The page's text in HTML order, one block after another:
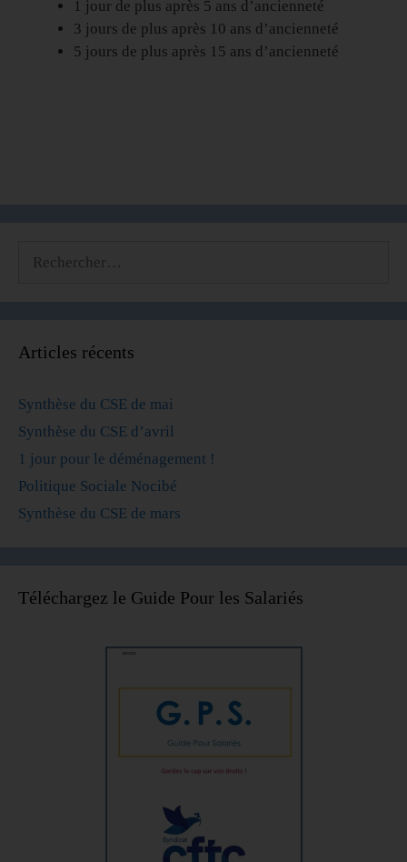
1 jour de plus après 5 ans d’ancienneté
3 jours de plus après 10 ans d’ancienneté
5 jours de plus après 15 ans d’ancienneté
Articles récents
Synthèse du CSE de mai
Synthèse du CSE d’avril
1 jour pour le déménagement !
Politique Sociale Nocibé
Synthèse du CSE de mars
Téléchargez le Guide Pour les Salariés